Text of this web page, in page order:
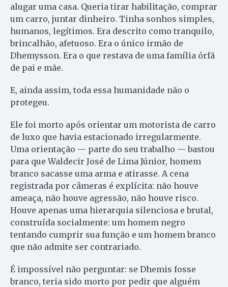
alugar uma casa. Queria tirar habilitação, comprar
um carro, juntar dinheiro. Tinha sonhos simples,
humanos, legítimos. Era descrito como tranquilo,
brincalhão, afetuoso. Era o único irmão de
Dhemysson. Era o que restava de uma família órfã
de pai e mãe.
E, ainda assim, toda essa humanidade não o
protegeu.
Ele foi morto após orientar um motorista de carro
de luxo que havia estacionado irregularmente.
Uma orientação — parte do seu trabalho — bastou
para que Waldecir José de Lima Júnior, homem
branco sacasse uma arma e atirasse. A cena
registrada por câmeras é explícita: não houve
ameaça, não houve agressão, não houve risco.
Houve apenas uma hierarquia silenciosa e brutal,
construída socialmente: um homem negro
tentando cumprir sua função e um homem branco
que não admite ser contrariado.
É impossível não perguntar: se Dhemis fosse
branco, teria sido morto por pedir que alguém